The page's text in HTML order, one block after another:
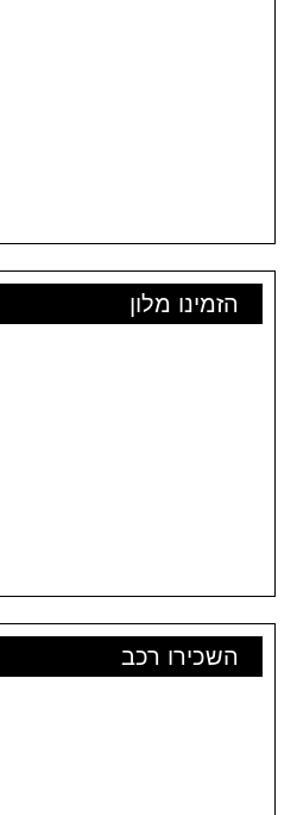
הזמינו מלון
השכירו רכב